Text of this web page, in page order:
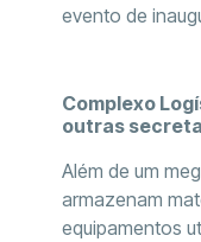
evento de
Complexo
outras
Além de um
armazenam
equipamentos